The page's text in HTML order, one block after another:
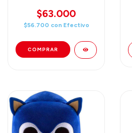
$63.000
$56.700 con Efectivo